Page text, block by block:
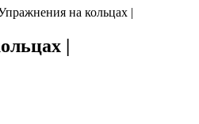
на кольцах |
|